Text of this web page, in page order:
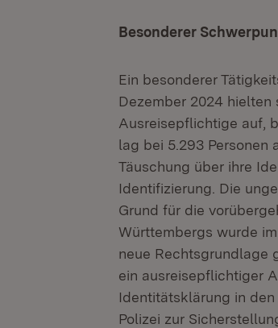
Besonderer
Ein besonderer
Dezember 2024
Ausreisepflichtige auf,
lag bei 5.293 Personen
Täuschung über ihre
Identifizierung. Die
Grund für die
Württembergs wurde
neue Rechtsgrundlage
ein ausreisepflichtiger
Identitätsklärung in
Polizei zur